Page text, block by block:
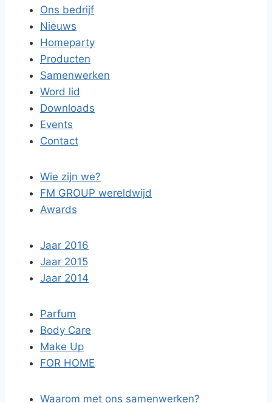
Ons bedrijf
Nieuws
Homeparty
Producten
Samenwerken
Word lid
Downloads
Events
Contact
Wie zijn we?
FM GROUP wereldwijd
Awards
Jaar 2016
Jaar 2015
Jaar 2014
Parfum
Body Care
Make Up
FOR HOME
Waarom met ons samenwerken?